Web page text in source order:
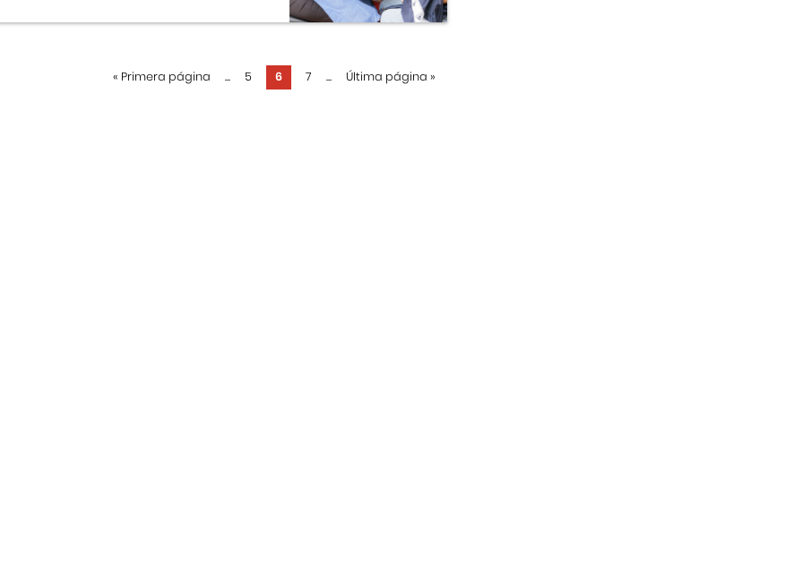
« Primera página ... 5 6 7 ... Última página »